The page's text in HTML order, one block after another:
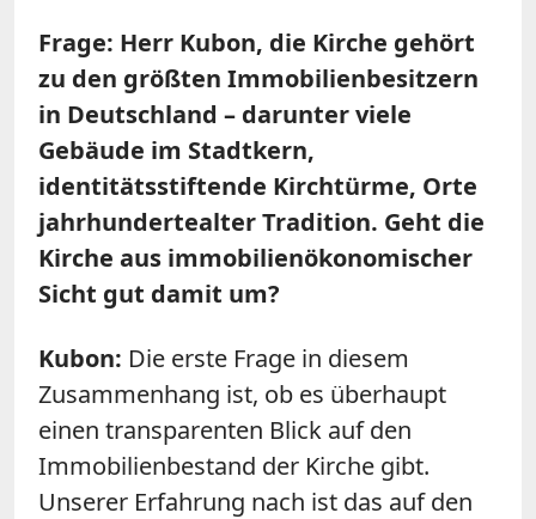
Frage: Herr Kubon, die Kirche gehört
zu den größten Immobilienbesitzern
in Deutschland – darunter viele
Gebäude im Stadtkern,
identitätsstiftende Kirchtürme, Orte
jahrhundertealter Tradition. Geht die
Kirche aus immobilienökonomischer
Sicht gut damit um?
Kubon: Die erste Frage in diesem
Zusammenhang ist, ob es überhaupt
einen transparenten Blick auf den
Immobilienbestand der Kirche gibt.
Unserer Erfahrung nach ist das auf den